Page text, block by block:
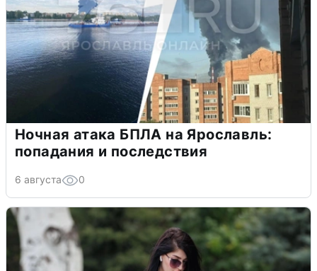
Ночная атака БПЛА на Ярославль:
попадания и последствия
6 августа 0